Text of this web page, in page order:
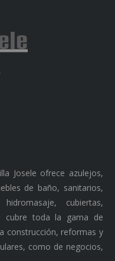
Josele ofrece azulejos,
de baño, sanitarios,
cubiertas,
cubre toda la gama de
construcción, reformas y
como de negocios,